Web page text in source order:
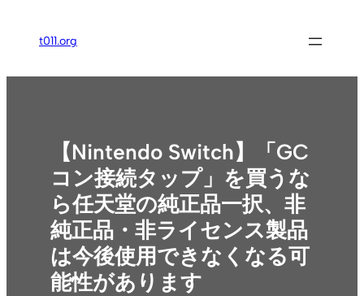
ス
t011.org
【Nintendo Switch】「GC
コン接続タップ」を買うな
ら任天堂の純正品一択、非
純正品・非ライセンス製品
は今後使用できなくなる可
能性があります